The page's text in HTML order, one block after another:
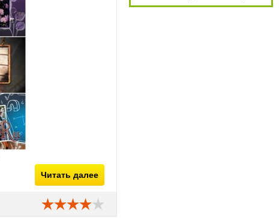
Читать далее